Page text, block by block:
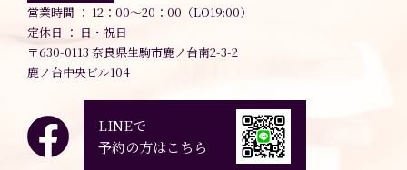
営業時間 ： 12：00～20：00（LO19:00）
定休日 ： 日・祝日
〒630-0113 奈良県生駒市鹿ノ台南2-3-2
鹿ノ台中央ビル104
LINEで
予約の方はこちら